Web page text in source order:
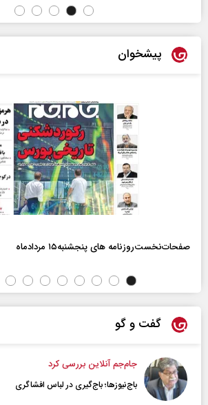
پیشخوان
صفحات‌نخست‌روزنامه ها‌ی پنجشنبه‌۱۵ مردادماه
گفت و گو
جام‌جم آنلاین بررسی کرد
باج‌نیوزها؛ باج‌گیری در لباس افشاگری